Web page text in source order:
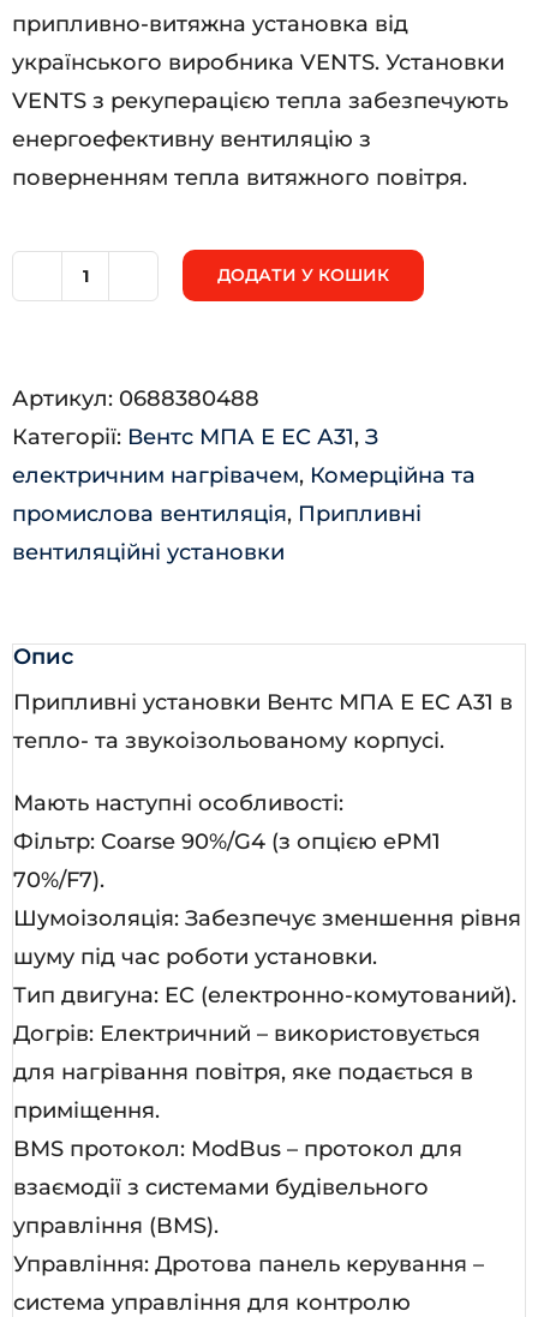
припливно-витяжна установка від
українського виробника VENTS. Установки
VENTS з рекуперацією тепла забезпечують
енергоефективну вентиляцію з
поверненням тепла витяжного повітря.
Е-45,0
EC
П
А31
кількість
ДОДАТИ У КОШИК
Артикул: 0688380488
Категорії: Вентс МПА Е ЕС А31, З
електричним нагрівачем, Комерційна та
промислова вентиляція, Припливні
вентиляційні установки
Опис
Припливні установки Вентс МПА Е ЕС А31 в
тепло- та звукоізольованому корпусі.
Мають наступні особливості:
Фільтр: Coarse 90%/G4 (з опцією ePM1
70%/F7).
Шумоізоляція: Забезпечує зменшення рівня
шуму під час роботи установки.
Тип двигуна: EC (електронно-комутований).
Догрів: Електричний – використовується
для нагрівання повітря, яке подається в
приміщення.
BMS протокол: ModBus – протокол для
взаємодії з системами будівельного
управління (BMS).
Управління: Дротова панель керування –
система управління для контролю